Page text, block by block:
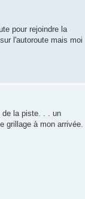
pour rejoindre la
l'autoroute mais moi
de la piste. . . un
grillage à mon arrivée.